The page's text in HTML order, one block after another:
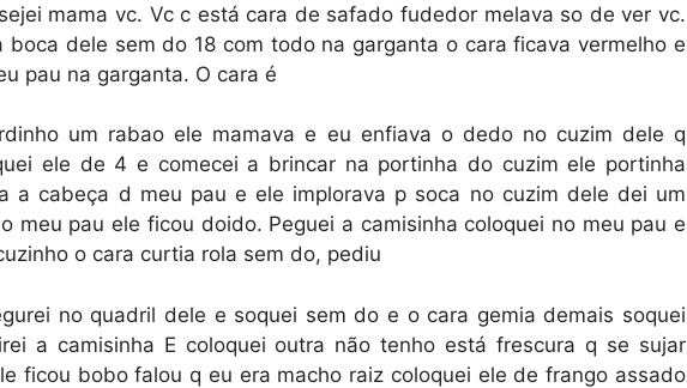
mama vc. Vc c está cara de safado fudedor melava so de ver vc.
boca dele sem do 18 com todo na garganta o cara ficava vermelho e
pau na garganta. O cara é
um rabao ele mamava e eu enfiava o dedo no cuzim dele q
ele de 4 e comecei a brincar na portinha do cuzim ele portinha
a cabeça d meu pau e ele implorava p soca no cuzim dele dei um
meu pau ele ficou doido. Peguei a camisinha coloquei no meu pau e
o cara curtia rola sem do, pediu
no quadril dele e soquei sem do e o cara gemia demais soquei
a camisinha E coloquei outra não tenho está frescura q se sujar
ficou bobo falou q eu era macho raiz coloquei ele de frango assado